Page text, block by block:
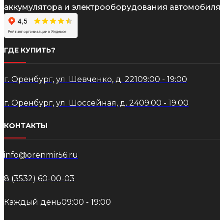
аккумулятора и электрооборудования
ГДЕ КУПИТЬ?
г. Оренбург, ул. Шевченко, д. 22109:00 - 19:00
г. Оренбург, ул. Шоссейная, д. 2409:00 - 19:00
КОНТАКТЫ
info@orenmir56.ru
8 (3532) 60-00-03
Каждый день09:00 - 19:00